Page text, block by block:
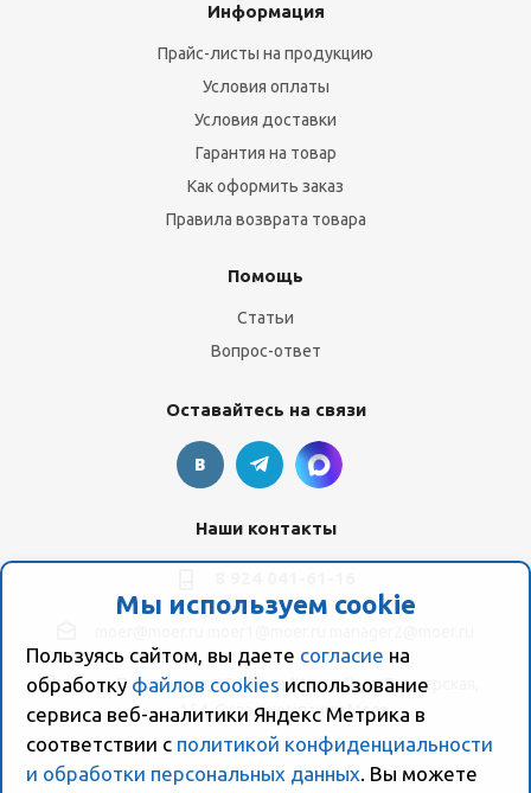
Мы используем cookie
Пользуясь сайтом, вы даете согласие на
обработку файлов cookies использование
сервиса веб-аналитики Яндекс Метрика в
соответствии с политикой конфиденциальности
и обработки персональных данных. Вы можете
Информация
Прайс-листы на продукцию
Условия оплаты
Условия доставки
Гарантия на товар
Как оформить заказ
Правила возврата товара
Помощь
Статьи
Вопрос-ответ
Оставайтесь на связи
Наши контакты
ул. Пионерская, 154 (база "Космо") ул. Пионерская,
154, Склад компании Моер